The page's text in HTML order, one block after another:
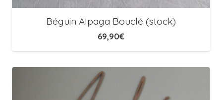
Béguin Alpaga Bouclé (stock)
69,90€